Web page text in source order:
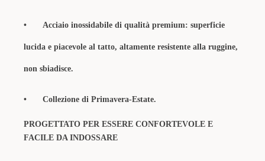
• Acciaio inossidabile di qualità premium: superficie
lucida e piacevole al tatto, altamente resistente alla ruggine,
non sbiadisce.
• Collezione di Primavera-Estate.
PROGETTATO PER ESSERE CONFORTEVOLE E
FACILE DA INDOSSARE